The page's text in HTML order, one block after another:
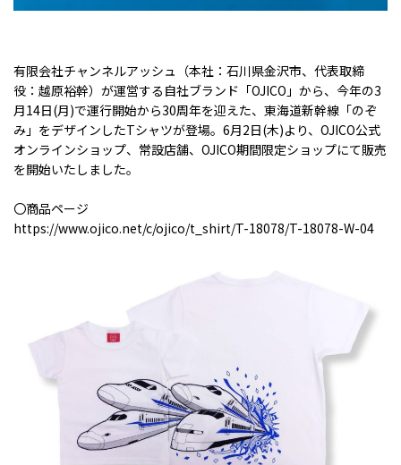
有限会社チャンネルアッシュ（本社：石川県金沢市、代表取締
役：越原裕幹）が運営する自社ブランド「OJICO」から、今年の3
月14日(月)で運行開始から30周年を迎えた、東海道新幹線「のぞ
み」をデザインしたTシャツが登場。6月2日(木)より、OJICO公式
オンラインショップ、常設店舗、OJICO期間限定ショップにて販売
を開始いたしました。
〇商品ページ
https://www.ojico.net/c/ojico/t_shirt/T-18078/T-18078-W-04